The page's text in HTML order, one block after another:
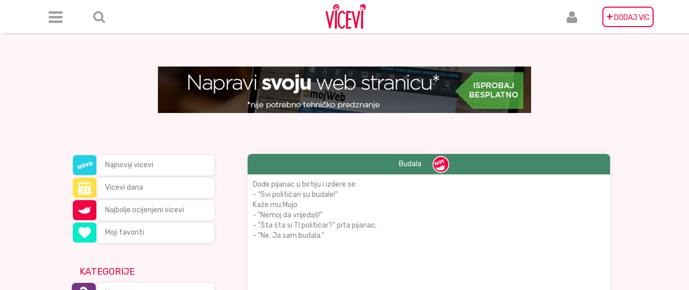
+ DODAJ VIC
Najnoviji vicevi
Vicevi dana
Najbolje ocijenjeni vicevi
Moji favoriti
KATEGORIJE
Budala
Dođe pijanac u birtiju i izdere se:
- "Svi političari su budale!"
Kaže mu Mujo:
- "Nemoj da vrijeđaš!"
- "Šta šta si TI političar?" pita pijanac.
- "Ne. Ja sam budala."